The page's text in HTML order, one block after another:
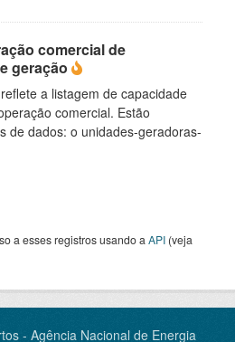
comercial de
geração
a listagem de capacidade
comercial. Estão
de dados: o unidades-geradoras-
a esses registros usando a API (veja
- Agência Nacional de Energia